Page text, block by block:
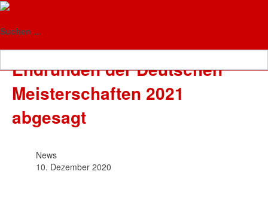
Suchen ...
News
Endrunden der Deutschen
Meisterschaften 2021
abgesagt
News
10. Dezember 2020